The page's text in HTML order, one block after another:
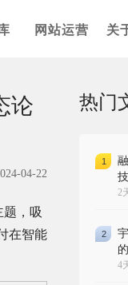
网站运营 关
论
04-22
题，吸
在智能
热门
1
2
2
4